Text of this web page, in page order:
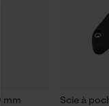
mm Scie à